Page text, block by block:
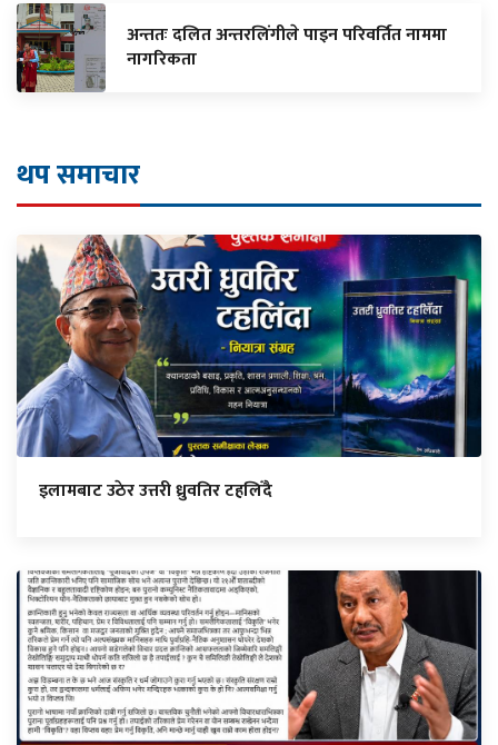
अन्ततः दलित अन्तरलिंगीले पाइन परिवर्तित नाममा
नागरिकता
थप समाचार
इलामबाट उठेर उत्तरी ध्रुवतिर टहलिँदै